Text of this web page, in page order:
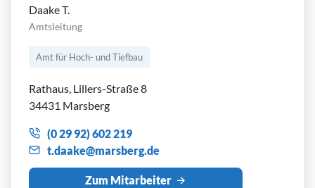
Daake T.
Amtsleitung
Amt für Hoch- und Tiefbau
Rathaus, Lillers-Straße 8
34431 Marsberg
(0 29 92) 602 219
t d k m rsb rg d
Zum Mitarbeiter